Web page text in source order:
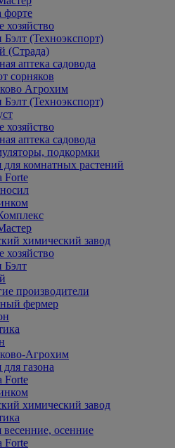
форте
хозяйство
Бэлт (Техноэкспорт)
(Страда)
аптека садовода
сорняков
Агрохим
Бэлт (Техноэкспорт)
хозяйство
аптека садовода
подкормки
для комнатных растений
Forte
химический завод
хозяйство
Бэлт
производители
фермер
Агрохим
газона
Forte
химический завод
весенние, осенние
Forte